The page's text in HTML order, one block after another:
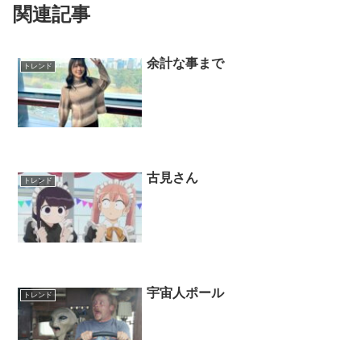
関連記事
トレンド 余計な事まで
トレンド 古見さん
トレンド 宇宙人ポール